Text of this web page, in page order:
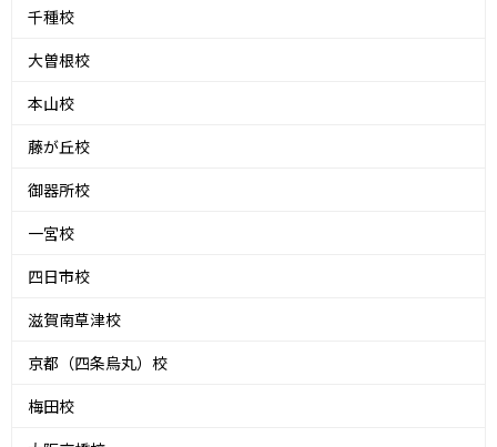
千種校
大曽根校
本山校
藤が丘校
御器所校
一宮校
四日市校
滋賀南草津校
京都（四条烏丸）校
梅田校